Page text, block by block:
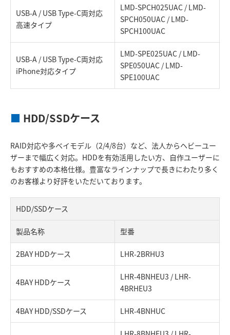
USB-A / USB Type-C両対応
高速タイプ
LMD-SPCH025UAC / LMD-
SPCH050UAC / LMD-
SPCH100UAC
USB-A / USB Type-C両対応
iPhone対応タイプ
LMD-SPE025UAC / LMD-
SPE050UAC / LMD-
SPE100UAC
■ HDD/SSDケース
RAID対応や多ベイモデル（2/4/8台）など、法人からヘビーユー
ザーまで幅広く対応。HDDを有効活用したい方、自作ユーザーに
もおすすめの本格仕様。豊富なラインナップで長きにわたり多く
のお客様より好評をいただいております。
HDD/SSDケース
製品名称 型番
2BAY HDDケース LHR-2BRHU3
4BAY HDDケース
LHR-4BNHEU3 / LHR-
4BRHEU3
4BAY HDD/SSDケース LHR-4BNHUC